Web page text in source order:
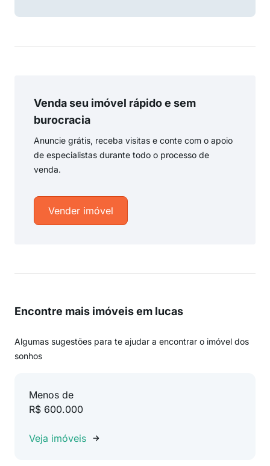
Venda seu imóvel rápido e sem
burocracia
Anuncie grátis, receba visitas e conte com o apoio
de especialistas durante todo o processo de
venda.
Vender imóvel
Encontre mais imóveis em Iucas
Algumas sugestões para te ajudar a encontrar o imóvel dos
sonhos
Menos de
R$ 600.000
Veja imóveis